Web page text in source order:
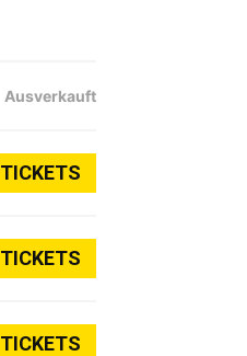
Ausverkauft
TICKETS
TICKETS
TICKETS